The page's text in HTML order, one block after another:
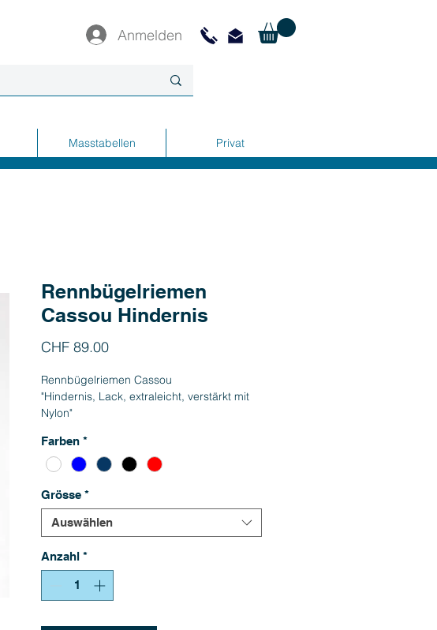
Anmelden
Masstabellen Privat
Rennbügelriemen
Cassou Hindernis
CHF 89.00Preis
Rennbügelriemen Cassou
"Hindernis, Lack, extraleicht, verstärkt mit
Nylon"
Farben *
Grösse *
Auswählen
Anzahl *